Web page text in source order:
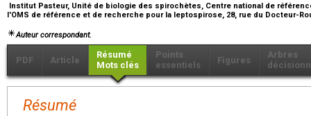
Institut Pasteur, Unité de biologie des spirochètes, Centre national de
l'OMS de référence et de recherche pour la leptospirose, 28, rue du Docteur-
Auteur correspondant.
PDF Article
Résumé
Mots clés
Points
essentiels
Figures
Arbres
Résumé